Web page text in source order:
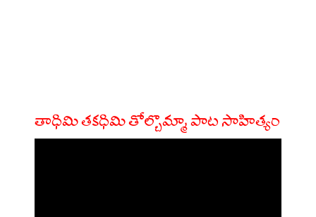
తాధిమి తకధిమి తోల్బొమ్మా పాట సాహిత్యం